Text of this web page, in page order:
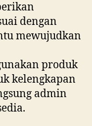
dengan
mewujudkan
produk
kelengkapan
admin